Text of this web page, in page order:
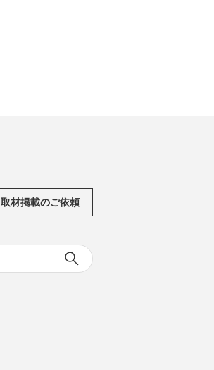
取材掲載のご依頼